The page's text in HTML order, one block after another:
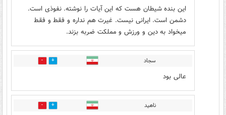
این بنده شیطان هست که این آیات را نوشته. نفوذی است.
دشمن است. ایرانی نیست. غیرت هم نداره و فقط و فقط
میخواد به دین و ورزش و مملکت ضربه بزند.
سجاد 0
عالی بود
ناهید 5